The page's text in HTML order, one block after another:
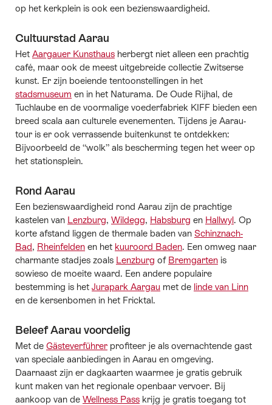
op het kerkplein is ook een bezienswaardigheid.
Cultuurstad Aarau
Het Aargauer Kunsthaus herbergt niet alleen een prachtig
café, maar ook de meest uitgebreide collectie Zwitserse
kunst. Er zijn boeiende tentoonstellingen in het
stadsmuseum en in het Naturama. De Oude Rijhal, de
Tuchlaube en de voormalige voederfabriek KIFF bieden een
breed scala aan culturele evenementen. Tijdens je Aarau-
tour is er ook verrassende buitenkunst te ontdekken:
Bijvoorbeeld de “wolk” als bescherming tegen het weer op
het stationsplein.
Rond Aarau
Een bezienswaardigheid rond Aarau zijn de prachtige
kastelen van Lenzburg, Wildegg, Habsburg en Hallwyl. Op
korte afstand liggen de thermale baden van Schinznach-
Bad, Rheinfelden en het kuuroord Baden. Een omweg naar
charmante stadjes zoals Lenzburg of Bremgarten is
sowieso de moeite waard. Een andere populaire
bestemming is het Jurapark Aargau met de linde van Linn
en de kersenbomen in het Fricktal.
Beleef Aarau voordelig
Met de Gästeverführer profiteer je als overnachtende gast
van speciale aanbiedingen in Aarau en omgeving.
Daarnaast zijn er dagkaarten waarmee je gratis gebruik
kunt maken van het regionale openbaar vervoer. Bij
aankoop van de Wellness Pass krijg je gratis toegang tot